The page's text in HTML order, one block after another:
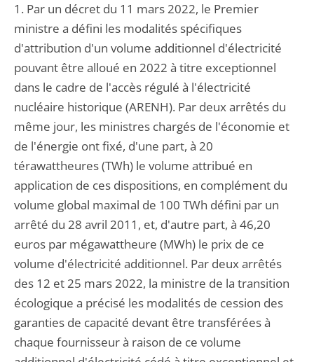
1. Par un décret du 11 mars 2022, le Premier
ministre a défini les modalités spécifiques
d'attribution d'un volume additionnel d'électricité
pouvant être alloué en 2022 à titre exceptionnel
dans le cadre de l'accès régulé à l'électricité
nucléaire historique (ARENH). Par deux arrêtés du
même jour, les ministres chargés de l'économie et
de l'énergie ont fixé, d'une part, à 20
térawattheures (TWh) le volume attribué en
application de ces dispositions, en complément du
volume global maximal de 100 TWh défini par un
arrêté du 28 avril 2011, et, d'autre part, à 46,20
euros par mégawattheure (MWh) le prix de ce
volume d'électricité additionnel. Par deux arrêtés
des 12 et 25 mars 2022, la ministre de la transition
écologique a précisé les modalités de cession des
garanties de capacité devant être transférées à
chaque fournisseur à raison de ce volume